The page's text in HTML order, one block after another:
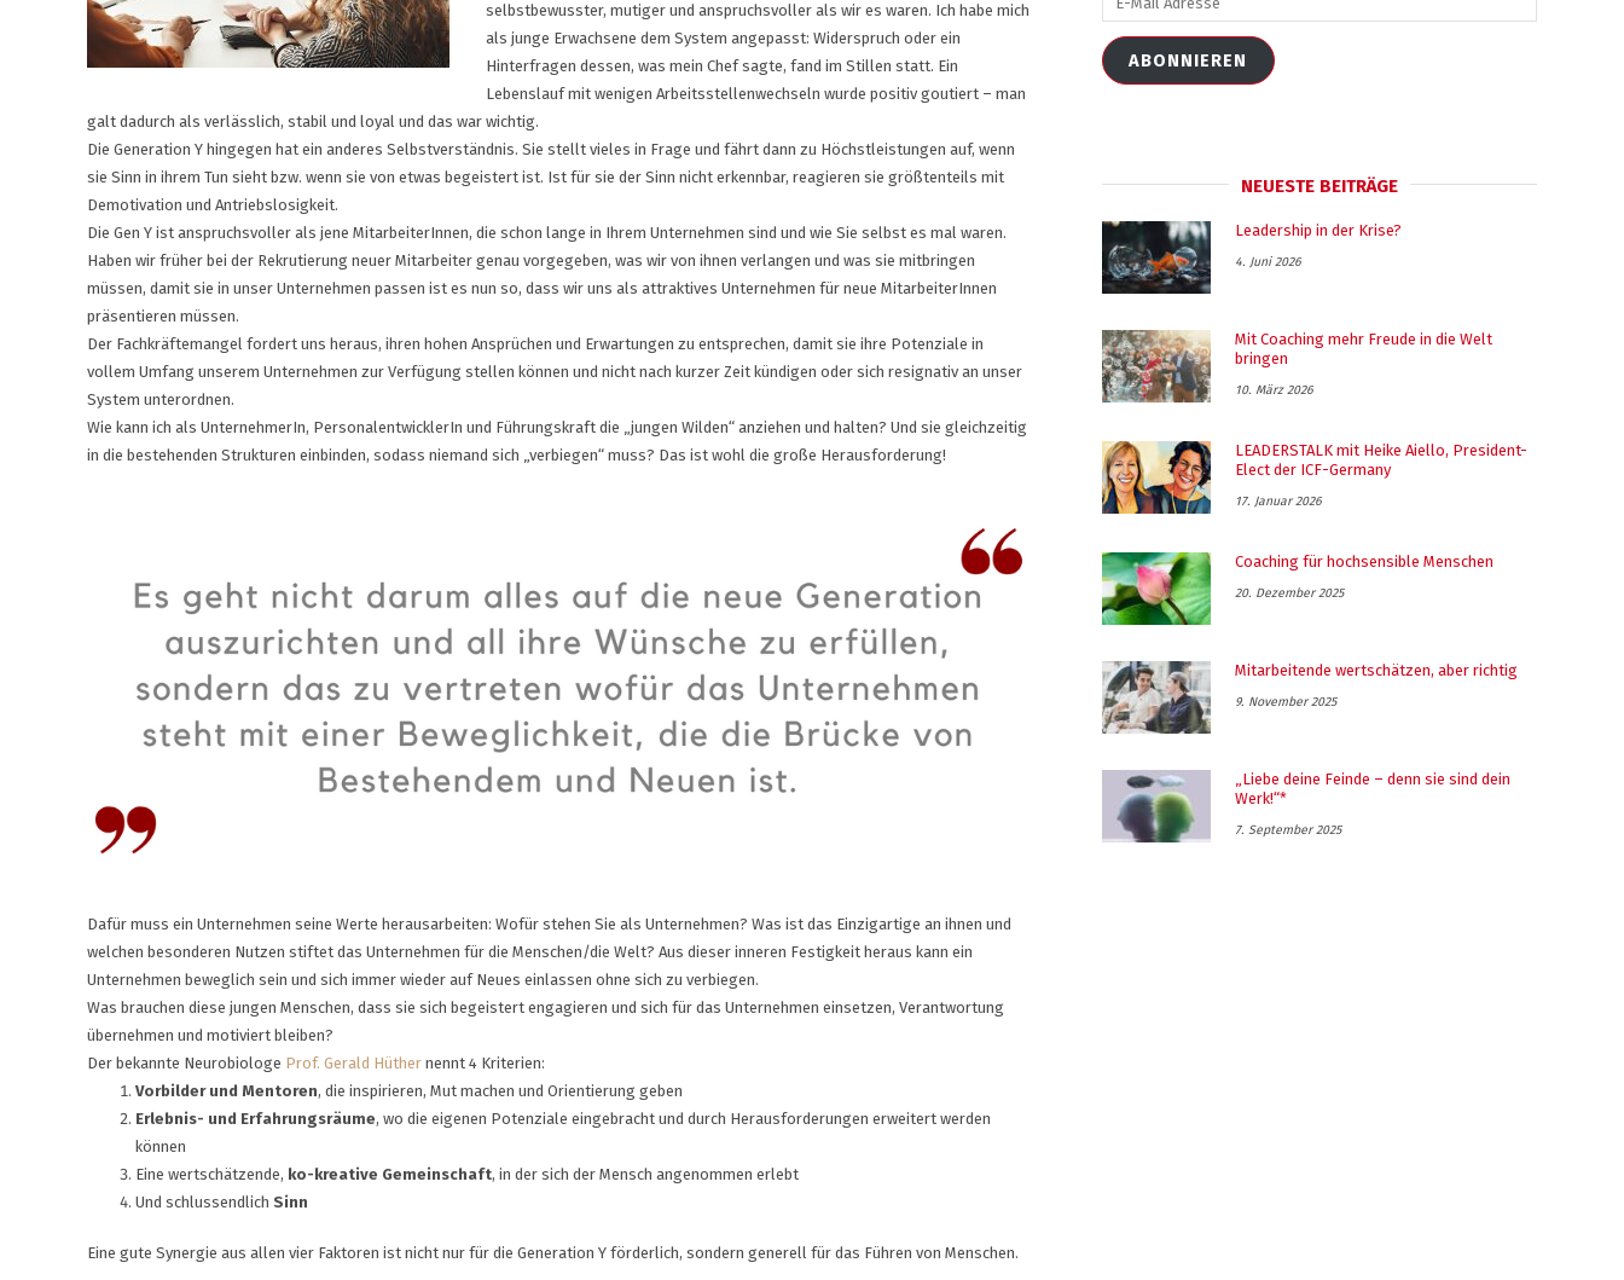
selbstbewusster, mutiger und anspruchsvoller als wir es waren. Ich habe mich
als junge Erwachsene dem System angepasst: Widerspruch oder ein
Hinterfragen dessen, was mein Chef sagte, fand im Stillen statt. Ein
Lebenslauf mit wenigen Arbeitsstellenwechseln wurde positiv goutiert – man
galt dadurch als verlässlich, stabil und loyal und das war wichtig.
Die Generation Y hingegen hat ein anderes Selbstverständnis. Sie stellt vieles in Frage und fährt dann zu Höchstleistungen auf, wenn
sie Sinn in ihrem Tun sieht bzw. wenn sie von etwas begeistert ist. Ist für sie der Sinn nicht erkennbar, reagieren sie größtenteils mit
Demotivation und Antriebslosigkeit.
Die Gen Y ist anspruchsvoller als jene MitarbeiterInnen, die schon lange in Ihrem Unternehmen sind und wie Sie selbst es mal waren.
Haben wir früher bei der Rekrutierung neuer Mitarbeiter genau vorgegeben, was wir von ihnen verlangen und was sie mitbringen
müssen, damit sie in unser Unternehmen passen ist es nun so, dass wir uns als attraktives Unternehmen für neue MitarbeiterInnen
präsentieren müssen.
Der Fachkräftemangel fordert uns heraus, ihren hohen Ansprüchen und Erwartungen zu entsprechen, damit sie ihre Potenziale in
vollem Umfang unserem Unternehmen zur Verfügung stellen können und nicht nach kurzer Zeit kündigen oder sich resignativ an unser
System unterordnen.
Wie kann ich als UnternehmerIn, PersonalentwicklerIn und Führungskraft die „jungen Wilden“ anziehen und halten? Und sie gleichzeitig
in die bestehenden Strukturen einbinden, sodass niemand sich „verbiegen“ muss? Das ist wohl die große Herausforderung!
Dafür muss ein Unternehmen seine Werte herausarbeiten: Wofür stehen Sie als Unternehmen? Was ist das Einzigartige an ihnen und
welchen besonderen Nutzen stiftet das Unternehmen für die Menschen/die Welt? Aus dieser inneren Festigkeit heraus kann ein
Unternehmen beweglich sein und sich immer wieder auf Neues einlassen ohne sich zu verbiegen.
Was brauchen diese jungen Menschen, dass sie sich begeistert engagieren und sich für das Unternehmen einsetzen, Verantwortung
übernehmen und motiviert bleiben?
Der bekannte Neurobiologe Prof. Gerald Hüther nennt 4 Kriterien:
Vorbilder und Mentoren, die inspirieren, Mut machen und Orientierung geben
Erlebnis- und Erfahrungsräume, wo die eigenen Potenziale eingebracht und durch Herausforderungen erweitert werden
können
Eine wertschätzende, ko-kreative Gemeinschaft, in der sich der Mensch angenommen erlebt
Und schlussendlich Sinn
Eine gute Synergie aus allen vier Faktoren ist nicht nur für die Generation Y förderlich, sondern generell für das Führen von Menschen.
Mail
AdresseABONNIEREN
NEUESTE BEITRÄGE
Leadership in der Krise?
4. Juni 2026
Mit Coaching mehr Freude in die Welt
bringen
10. März 2026
LEADERSTALK mit Heike Aiello, President-
Elect der ICF-Germany
17. Januar 2026
Coaching für hochsensible Menschen
20. Dezember 2025
Mitarbeitende wertschätzen, aber richtig
9. November 2025
„Liebe deine Feinde – denn sie sind dein
Werk!“*
7. September 2025